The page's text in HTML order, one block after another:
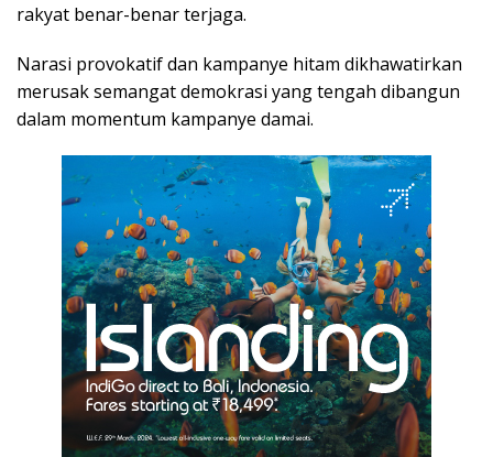
rakyat benar-benar terjaga.
Narasi provokatif dan kampanye hitam dikhawatirkan
merusak semangat demokrasi yang tengah dibangun
dalam momentum kampanye damai.